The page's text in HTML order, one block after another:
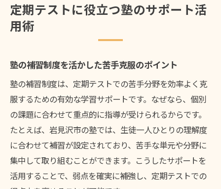
策
る
塾でのテスト後フォローアップの実践例
定期テストで成績アップを目指す塾活用法
塾の反復学習で定期テスト得点力を伸ばす
方法
塾の学習記録を活用した定期テスト対策強
化
塾での学習サポートを受ける生徒の変化事
定期テストに役立つ塾のサポート活
用術
塾の補習制度を活かした苦手克服のポイント
塾の補習制度は、定期テストでの苦手分野を効率よく克
服するための有効な学習サポートです。なぜなら、個別
の課題に合わせて重点的に指導が受けられるからです。
たとえば、岩見沢市の塾では、生徒一人ひとりの理解度
に合わせて補習が設定されており、苦手な単元や分野に
集中して取り組むことができます。こうしたサポートを
活用することで、弱点を確実に補強し、定期テストでの